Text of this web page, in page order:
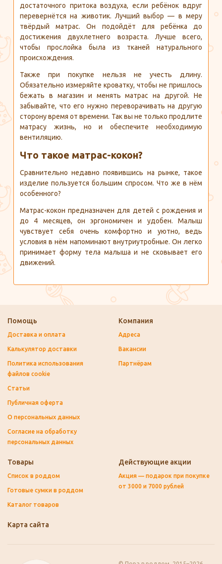
достаточного притока воздуха, если ребёнок вдруг
перевернётся на животик. Лучший выбор — в меру
твёрдый матрас. Он подойдёт для ребёнка до
достижения двухлетнего возраста. Лучше всего,
чтобы прослойка была из тканей натурального
происхождения.
Также при покупке нельзя не учесть длину.
Обязательно измеряйте кроватку, чтобы не пришлось
бежать в магазин и менять матрас на другой. Не
забывайте, что его нужно переворачивать на другую
сторону время от времени. Так вы не только продлите
матрасу жизнь, но и обеспечите необходимую
вентиляцию.
Что такое матрас-кокон?
Сравнительно недавно появившись на рынке, такое
изделие пользуется большим спросом. Что же в нём
особенного?
Матрас-кокон предназначен для детей с рождения и
до 4 месяцев, он эргономичен и удобен. Малыш
чувствует себя очень комфортно и уютно, ведь
условия в нём напоминают внутриутробные. Он легко
принимает форму тела малыша и не сковывает его
движений.
Помощь
Доставка и оплата
Калькулятор доставки
Политика использования
файлов cookie
Статьи
Публичная оферта
О персональных данных
Согласие на обработку
персональных данных
Компания
Адреса
Вакансии
Партнёрам
Товары
Список в роддом
Готовые сумки в роддом
Каталог товаров
Действующие акции
Акция — подарок при покупке
от 3000 и 7000 рублей
Карта сайта